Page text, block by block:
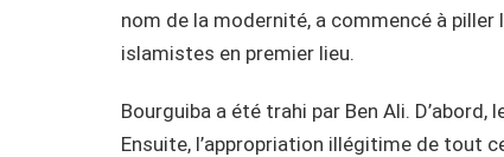
nom de la modernité, a commencé à
islamistes en premier lieu.
Bourguiba a été trahi par Ben Ali.
Ensuite, l’appropriation illégitime de tout